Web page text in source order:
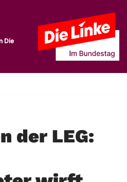
Die
der LEG: